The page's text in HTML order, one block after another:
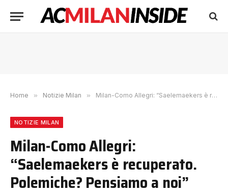
Home » Notizie Milan » Milan-Como Allegri: “Saelemaekers è recuperato. Polemiche? Pensiamo a noi”
NOTIZIE MILAN
Milan-Como Allegri:
“Saelemaekers è recuperato.
Polemiche? Pensiamo a noi”